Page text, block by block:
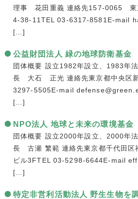
理事 花田重義 連絡先157-0065 東
4-38-11TEL 03-6317-8581E-mail
[…]
公益財団法人 緑の地球防衛基金
団体概要 設立1982年設立、1983年
長 大石 正光 連絡先東京都中央区
3297-5505E-mail
[…]
NPO法人 地球と未来の環境基金
団体概要 設立2000年設立、2000年
長 古瀬 繁範 連絡先東京都千代田区
ビル3FTEL 03-5298-6644E-mail
[…]
特定非営利活動法人 野生生物を